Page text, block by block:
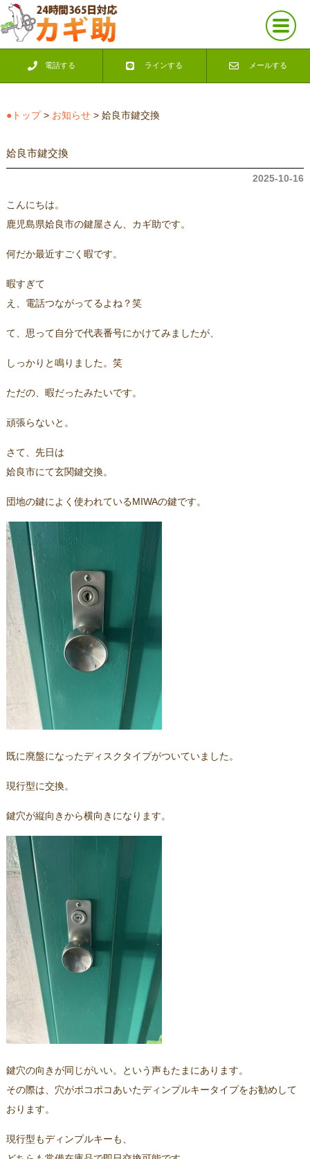
電話する ラインする メールする
●トップ> お知らせ> 姶良市鍵交換
姶良市鍵交換
2025-10-16
こんにちは。
鹿児島県姶良市の鍵屋さん、カギ助です。
何だか最近すごく暇です。
暇すぎて
え、電話つながってるよね？笑
て、思って自分で代表番号にかけてみましたが、
しっかりと鳴りました。笑
ただの、暇だったみたいです。
頑張らないと。
さて、先日は
姶良市にて玄関鍵交換。
団地の鍵によく使われているMIWAの鍵です。
既に廃盤になったディスクタイプがついていました。
現行型に交換。
鍵穴が縦向きから横向きになります。
鍵穴の向きが同じがいい。という声もたまにあります。
その際は、穴がポコポコあいたディンプルキータイプをお勧めして
おります。
現行型もディンプルキーも、